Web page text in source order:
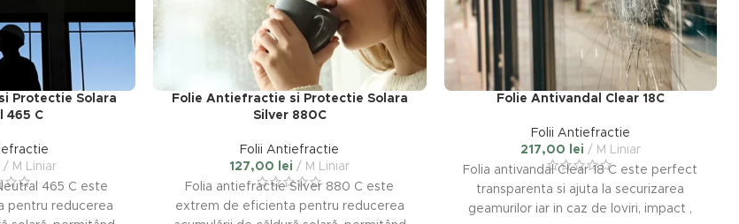
Protectie Solara
465 C
M Liniar
465 C este
pentru reducerea
Folie Antiefractie si Protectie Solara
Silver 880C
Folii Antiefractie
127,00
lei
M Liniar
Folia antiefractie Silver 880 C este
extrem de eficienta pentru reducerea
Folie Antivandal Clear 18C
Folii Antiefractie
217,00
lei
M Liniar
Folia antivandal Clear 18 C este perfect
transparenta si ajuta la securizarea
geamurilor iar in caz de loviri, impact ,